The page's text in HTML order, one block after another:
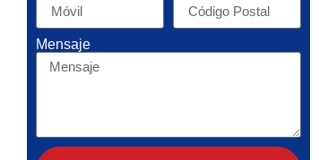
Mensaje